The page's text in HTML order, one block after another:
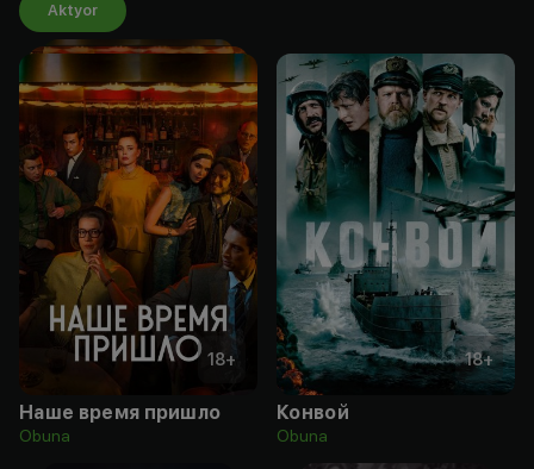
Aktyor
18+
Наше время пришло
Obuna
18+
Конвой
Obuna